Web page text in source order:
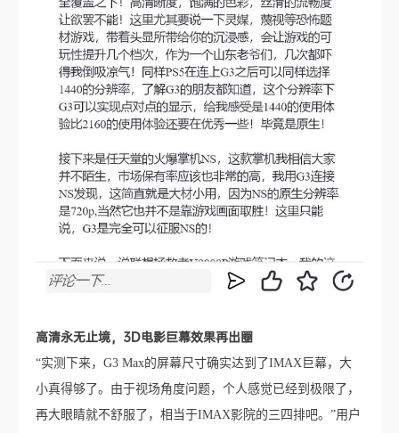
高清永无止境，3D电影巨幕效果再出圈
“实测下来，G3 Max的屏幕尺寸确实达到了IMAX巨幕，大
小真得够了。由于视场角度问题，个人感觉已经到极限了，
再大眼睛就不舒服了，相当于IMAX影院的三四排吧。”用户